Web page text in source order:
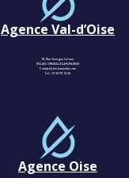
Agence Val-d’Oise
18, Rue Georges Leroux
95240 CORMEILLES-EN-PARISIS
Contact@km-humidite.com
Tel :01 30 76 13 26
Agence Oise